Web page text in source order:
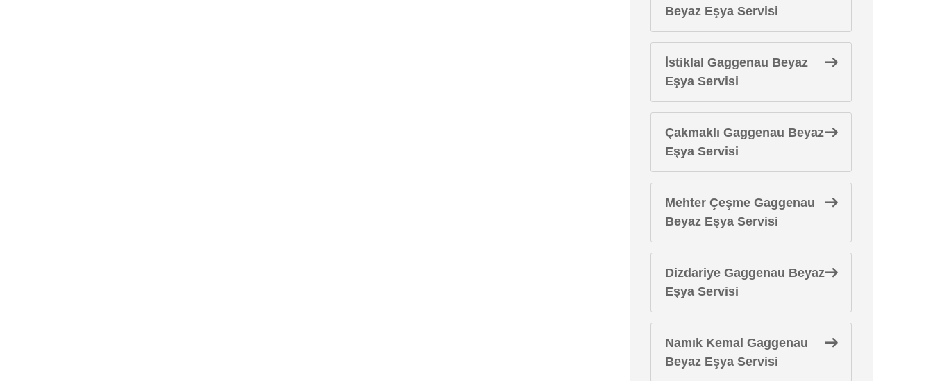
Beyaz Eşya Servisi
İstiklal Gaggenau Beyaz
Eşya Servisi
Çakmaklı Gaggenau Beyaz
Eşya Servisi
Mehter Çeşme Gaggenau
Beyaz Eşya Servisi
Dizdariye Gaggenau Beyaz
Eşya Servisi
Namık Kemal Gaggenau
Beyaz Eşya Servisi